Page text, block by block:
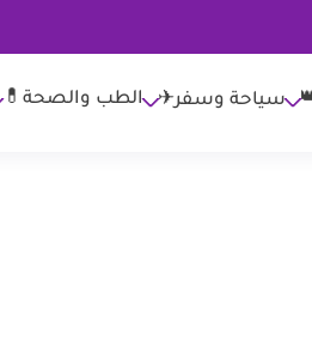
سياحة وسفر✈ الطب والصحة💊